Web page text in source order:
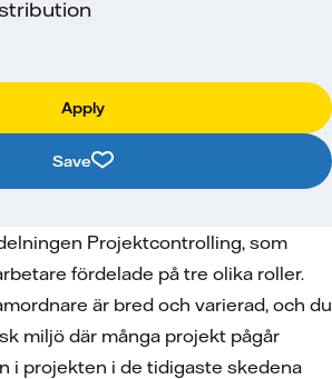
Apply
Save
Projektcontrolling, som
fördelade på tre olika roller.
är bred och varierad, och du
miljö där många projekt pågår
i projekten i de tidigaste skedena